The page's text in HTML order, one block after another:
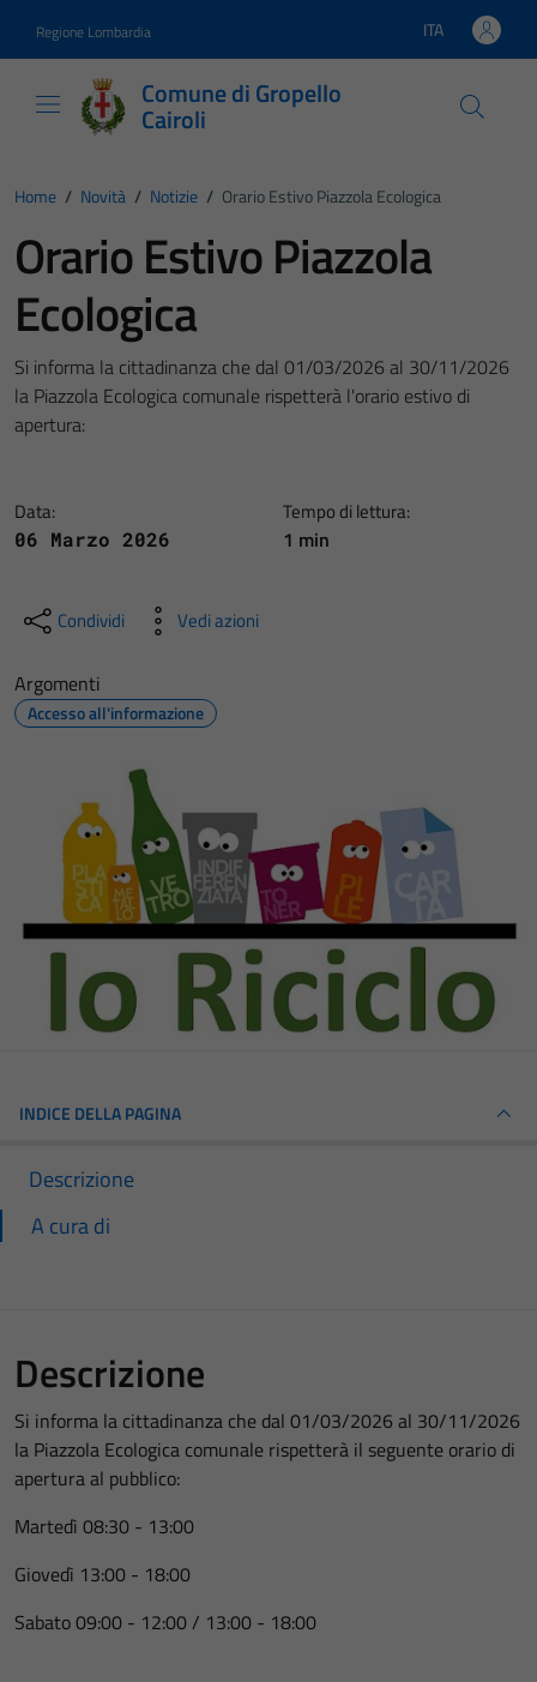
Regione Lombardia Lingua attiva:
ITA
Comune di Gropello
Cairoli
Home / Novità / Notizie / Orario Estivo Piazzola Ecologica
Orario Estivo Piazzola
Ecologica
Si informa la cittadinanza che dal 01/03/2026 al 30/11/2026
la Piazzola Ecologica comunale rispetterà l'orario estivo di
apertura:
Data:
06 Marzo 2026
Tempo di lettura:
1 min
Condividi Vedi azioni
Argomenti
Accesso all'informazione
INDICE DELLA PAGINA
Descrizione
A cura di
Descrizione
Si informa la cittadinanza che dal 01/03/2026 al 30/11/2026
la Piazzola Ecologica comunale rispetterà il seguente orario di
apertura al pubblico:
Martedì 08:30 - 13:00
Giovedì 13:00 - 18:00
Sabato 09:00 - 12:00 / 13:00 - 18:00